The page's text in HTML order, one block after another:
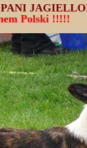
Polski !!!!!